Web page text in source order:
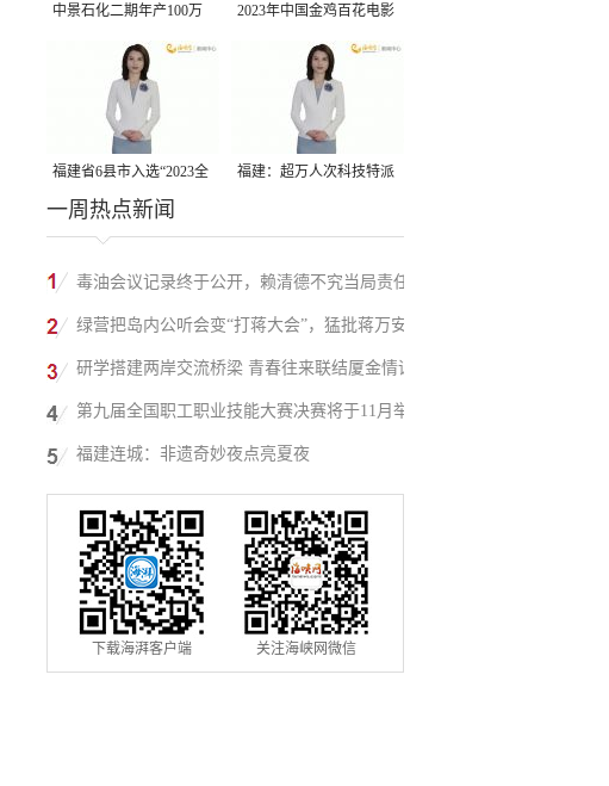
中景石化二期年产100万
吨丙烷脱氢项目建成中交
2023年中国金鸡百花电影
节有福电影巡展31日启动
福建省6县市入选“2023全
国县域发展潜力百强县”
福建：超万人次科技特派
一周热点新闻
毒油会议记录终于公开，赖清德不究当局责任
反甩锅卢秀燕，蓝营点名责任官员要求撤职下
绿营把岛内公听会变“打蒋大会”，猛批蒋万安
废除监察机构主张，遭蓝营搬出蔡英文、赖清
研学搭建两岸交流桥梁 青春往来联结厦金情谊
第九届全国职工职业技能大赛决赛将于11月举
行
福建连城：非遗奇妙夜点亮夏夜
下载海湃客户端 关注海峡网微信